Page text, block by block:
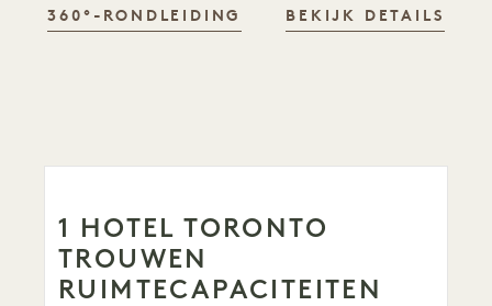
360°-RONDLEIDING BEKIJK DETAILS
1 HOTEL TORONTO
TROUWEN
RUIMTECAPACITEITEN